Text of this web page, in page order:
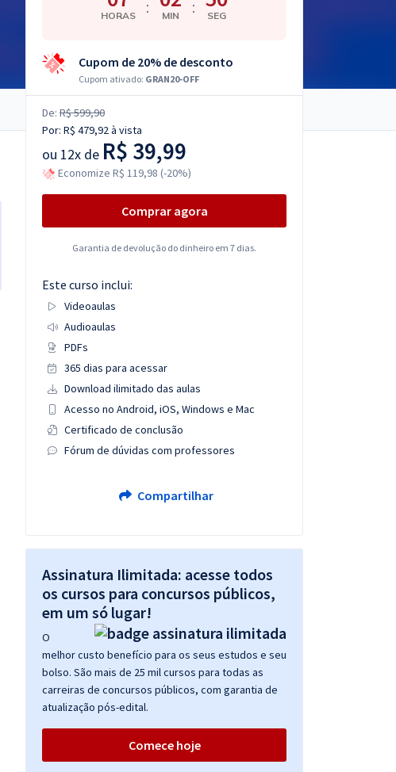
HORAS : MIN : SEG
Cupom de 20% de desconto
Cupom ativado: GRAN20-OFF
De: R$ 599,90
Por: R$ 479,92à vista
ou 12x de R$ 39,99
Economize R$ 119,98 (-20%)
Comprar agora
Garantia de devolução do dinheiro em 7 dias.
Este curso inclui:
Videoaulas
Audioaulas
PDFs
365 dias para acessar
Download ilimitado das aulas
Acesso no Android, iOS, Windows e Mac
Certificado de conclusão
Fórum de dúvidas com professores
Compartilhar
Assinatura Ilimitada: acesse todos
os cursos para concursos públicos,
em um só lugar!
O
melhor custo benefício para os seus estudos e seu
bolso. São mais de 25 mil cursos para todas as
carreiras de concursos públicos, com garantia de
atualização pós-edital.
Comece hoje